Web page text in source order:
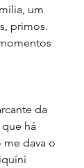
um
primos.
da
há
me dava o